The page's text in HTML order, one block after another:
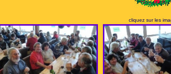
cliquez sur les